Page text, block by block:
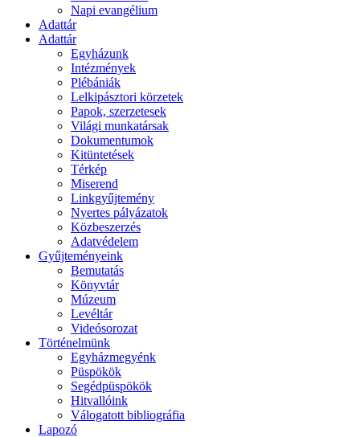
Napi evangélium
Adattár
Adattár
Egyházunk
Intézmények
Plébániák
Lelkipásztori körzetek
Papok, szerzetesek
Világi munkatársak
Dokumentumok
Kitüntetések
Térkép
Miserend
Linkgyűjtemény
Nyertes pályázatok
Közbeszerzés
Adatvédelem
Gyűjteményeink
Bemutatás
Könyvtár
Múzeum
Levéltár
Videósorozat
Történelmünk
Egyházmegyénk
Püspökök
Segédpüspökök
Hitvallóink
Válogatott bibliográfia
Lapozó